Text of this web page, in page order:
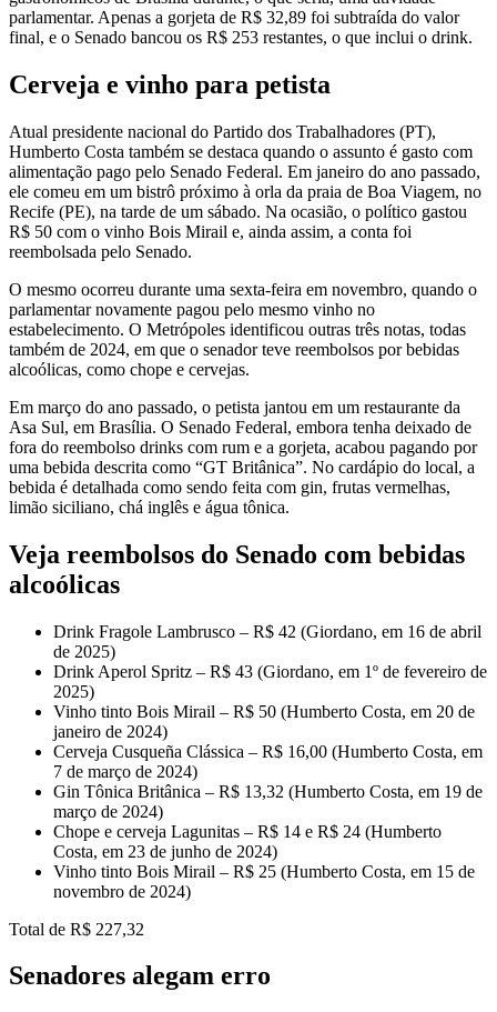
parlamentar. Apenas a gorjeta de R$ 32,89 foi subtraída do valor
final, e o Senado bancou os R$ 253 restantes, o que inclui o drink.
Cerveja e vinho para petista
Atual presidente nacional do Partido dos Trabalhadores (PT),
Humberto Costa também se destaca quando o assunto é gasto com
alimentação pago pelo Senado Federal. Em janeiro do ano passado,
ele comeu em um bistrô próximo à orla da praia de Boa Viagem, no
Recife (PE), na tarde de um sábado. Na ocasião, o político gastou
R$ 50 com o vinho Bois Mirail e, ainda assim, a conta foi
reembolsada pelo Senado.
O mesmo ocorreu durante uma sexta-feira em novembro, quando o
parlamentar novamente pagou pelo mesmo vinho no
estabelecimento. O Metrópoles identificou outras três notas, todas
também de 2024, em que o senador teve reembolsos por bebidas
alcoólicas, como chope e cervejas.
Em março do ano passado, o petista jantou em um restaurante da
Asa Sul, em Brasília. O Senado Federal, embora tenha deixado de
fora do reembolso drinks com rum e a gorjeta, acabou pagando por
uma bebida descrita como “GT Britânica”. No cardápio do local, a
bebida é detalhada como sendo feita com gin, frutas vermelhas,
limão siciliano, chá inglês e água tônica.
Veja reembolsos do Senado com bebidas
alcoólicas
Drink Fragole Lambrusco – R$ 42 (Giordano, em 16 de abril
de 2025)
Drink Aperol Spritz – R$ 43 (Giordano, em 1º de fevereiro de
2025)
Vinho tinto Bois Mirail – R$ 50 (Humberto Costa, em 20 de
janeiro de 2024)
Cerveja Cusqueña Clássica – R$ 16,00 (Humberto Costa, em
7 de março de 2024)
Gin Tônica Britânica – R$ 13,32 (Humberto Costa, em 19 de
março de 2024)
Chope e cerveja Lagunitas – R$ 14 e R$ 24 (Humberto
Costa, em 23 de junho de 2024)
Vinho tinto Bois Mirail – R$ 25 (Humberto Costa, em 15 de
novembro de 2024)
Total de R$ 227,32
Senadores alegam erro